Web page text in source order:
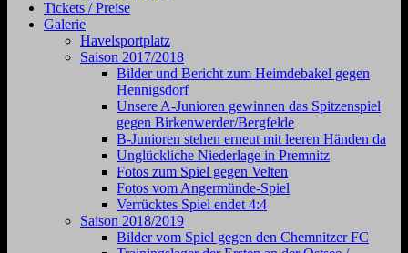
Tickets / Preise
Galerie
Havelsportplatz
Saison 2017/2018
Bilder und Bericht zum Heimdebakel gegen
Hennigsdorf
Unsere A-Junioren gewinnen das Spitzenspiel
gegen Birkenwerder/Bergfelde
B-Junioren stehen erneut mit leeren Händen da
Unglückliche Niederlage in Premnitz
Fotos zum Spiel gegen Velten
Fotos vom Angermünde-Spiel
Verrücktes Spiel endet 4:4
Saison 2018/2019
Bilder vom Spiel gegen den Chemnitzer FC